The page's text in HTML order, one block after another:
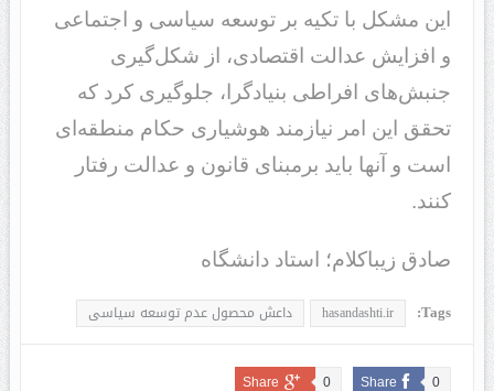
این مشکل با تکیه بر توسعه سیاسی و اجتماعی
و افزایش عدالت اقتصادی، از شکل‌گیری
جنبش‌های افراطی بنیادگرا، جلوگیری کرد که
تحقق این امر نیازمند هوشیاری حکام منطقه‌ای
است و آنها باید برمبنای قانون و عدالت رفتار
کنند.
صادق زیباکلام؛ استاد دانشگاه
Tags:
hasandashti.ir داعش محصول عدم توسعه سیاسی
Share 0
Share 0